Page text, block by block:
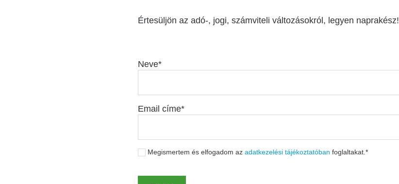
Értesüljön az adó-, jogi, számviteli változásokról, legyen naprakész!
Neve
Email címe
Megismertem és elfogadom az adatkezelési tájékoztatóban foglaltakat.